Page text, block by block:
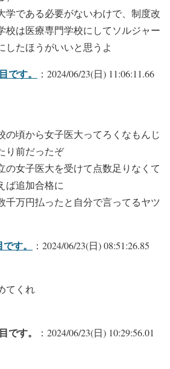
学である必要がないわけで、制度改
校は医療専門学校にしてソルジャー
したほうがいいと思うよ
です。
：2024/06/23(日) 11:06:11.66
の頃から女子医大ってろくなもんじ
り前だったぞ
の女子医大を受けて点数足りなくて
ば追加合格に
千万円払ったと自分で言ってるヤツ
す。
：2024/06/23(日) 08:51:26.85
てくれ
です。
：2024/06/23(日) 10:29:56.01